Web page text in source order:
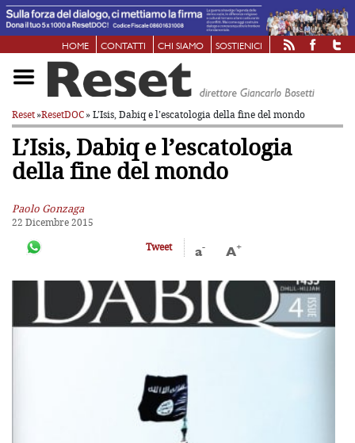
HOME CONTATTI CHI SIAMO SOSTIENICI
Reset»ResetDOC» L’Isis, Dabiq e l’escatologiadella fine del mondo
L’Isis, Dabiq e l’escatologia
della fine del mondo
Paolo Gonzaga
22 Dicembre 2015
Tweet
a- A+